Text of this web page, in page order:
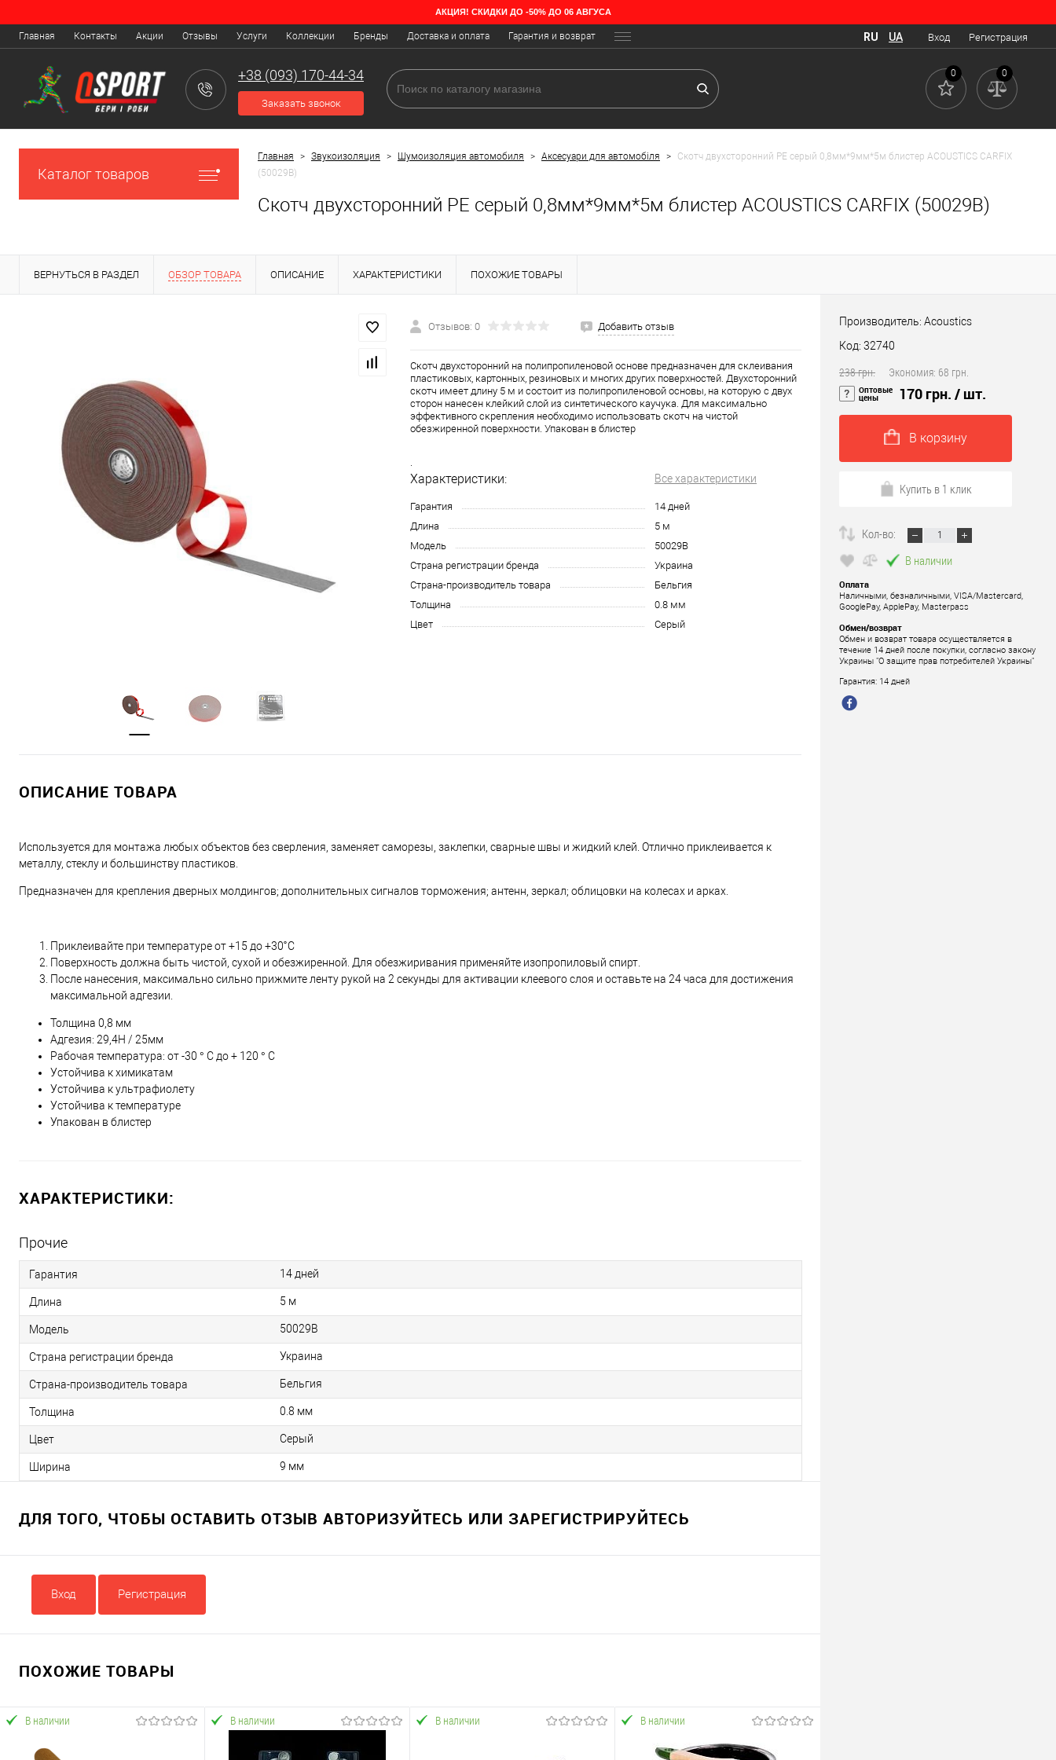
АКЦИЯ! СКИДКИ ДО -50% ДО 06 АВГУСА
Главная Контакты Акции Отзывы Услуги Коллекции Бренды Доставка и оплата Гарантия и возврат Вход Регистрация
RU UA
+38 (093) 170-44-34
Заказать звонок
0 0
Каталог товаров
Главная > Звукоизоляция > Шумоизоляция автомобиля > Аксесуари для автомобіля >
Скотч двухсторонний PE серый 0,8мм*9мм*5м блистер ACOUSTICS CARFIX
(50029B)
Скотч двухсторонний PE серый 0,8мм*9мм*5м блистер ACOUSTICS CARFIX (50029B)
ВЕРНУТЬСЯ В РАЗДЕЛ ОБЗОР ТОВАРА ОПИСАНИЕ ХАРАКТЕРИСТИКИ ПОХОЖИЕ ТОВАРЫ
Отзывов: 0 Добавить отзыв
Скотч двухсторонний на полипропиленовой основе предназначен для склеивания
пластиковых, картонных, резиновых и многих других поверхностей. Двухсторонний
скотч имеет длину 5 м и состоит из полипропиленовой основы, на которую с двух
сторон нанесен клейкий слой из синтетического каучука. Для максимально
эффективного скрепления необходимо использовать скотч на чистой
обезжиренной поверхности. Упакован в блистер
Характеристики: Все характеристики
Гарантия
14 дней
Длина
5 м
Модель
50029B
Страна регистрации бренда
Украина
Страна-производитель товара
Бельгия
Толщина
0.8 мм
Цвет
Серый
ОПИСАНИЕ ТОВАРА
Используется для монтажа любых объектов без сверления, заменяет саморезы, заклепки, сварные швы и жидкий клей. Отлично приклеивается к
металлу, стеклу и большинству пластиков.
Предназначен для крепления дверных молдингов; дополнительных сигналов торможения; антенн, зеркал; облицовки на колесах и арках.
Приклеивайте при температуре от +15 до +30˚С
Поверхность должна быть чистой, сухой и обезжиренной. Для обезжиривания применяйте изопропиловый спирт.
После нанесения, максимально сильно прижмите ленту рукой на 2 секунды для активации клеевого слоя и оставьте на 24 часа для достижения
максимальной адгезии.
Толщина 0,8 мм
Адгезия: 29,4H / 25мм
Рабочая температура: от -30 ° C до + 120 ° C
Устойчива к химикатам
Устойчива к ультрафиолету
Устойчива к температуре
Упакован в блистер
ХАРАКТЕРИСТИКИ:
Прочие
Гарантия 14 дней
Длина 5 м
Модель 50029B
Страна регистрации бренда Украина
Страна-производитель товара Бельгия
Толщина 0.8 мм
Цвет Серый
Ширина 9 мм
ДЛЯ ТОГО, ЧТОБЫ ОСТАВИТЬ ОТЗЫВ АВТОРИЗУЙТЕСЬ ИЛИ ЗАРЕГИСТРИРУЙТЕСЬ
Вход Регистрация
ПОХОЖИЕ ТОВАРЫ
В наличии В наличии В наличии В наличии
Производитель: Acoustics
Код: 32740
238 грн. Экономия: 68 грн.
Оптовые
цены 170 грн. / шт.
В корзину
Купить в 1 клик
Кол-во:
В наличии
Оплата
Наличными, безналичными, VISA/Mastercard,
GooglePay, ApplePay, Masterpass
Обмен/возврат
Обмен и возврат товара осуществляется в
течение 14 дней после покупки, согласно закону
Украины "О защите прав потребителей Украины"
Гарантия: 14 дней